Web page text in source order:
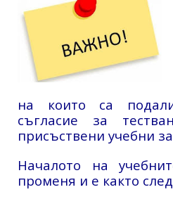
на които са
съгласие за
присъствени учебни
Началото на
променя и е както